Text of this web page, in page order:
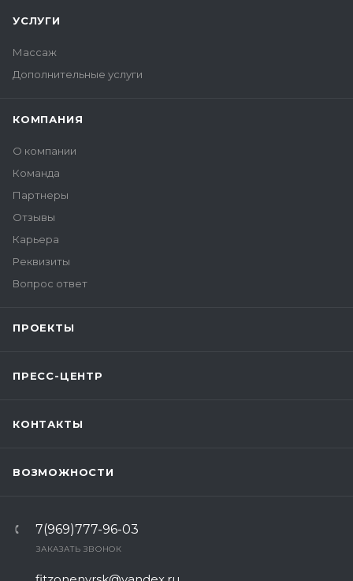
УСЛУГИ
Массаж
Дополнительные услуги
КОМПАНИЯ
О компании
Команда
Партнеры
Отзывы
Карьера
Реквизиты
Вопрос ответ
ПРОЕКТЫ
ПРЕСС-ЦЕНТР
КОНТАКТЫ
ВОЗМОЖНОСТИ
7(969)777-96-03
ЗАКАЗАТЬ ЗВОНОК